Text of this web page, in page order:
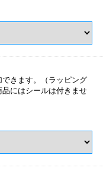
きます。（ラッピング
にはシールは付きませ